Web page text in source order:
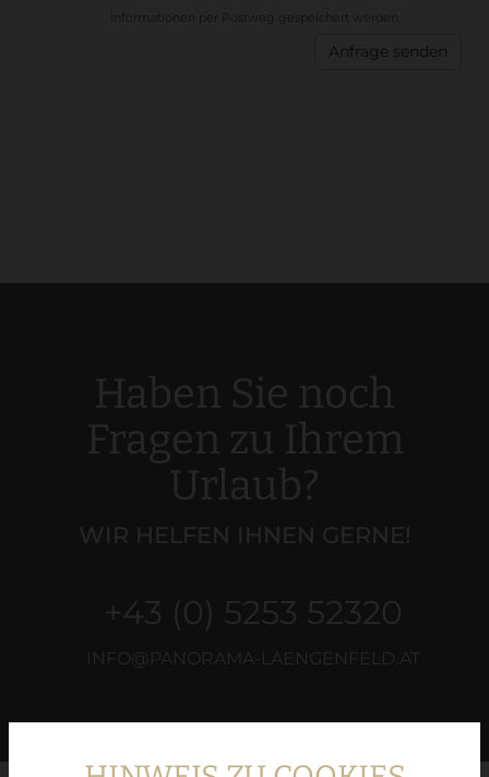
Informationen per Postweg gespeichert werden.
Anfrage senden
Haben Sie noch
Fragen zu Ihrem
Urlaub?
WIR HELFEN IHNEN GERNE!
+43 (0) 5253 52320
INFO@PANORAMA-LAENGENFELD.AT